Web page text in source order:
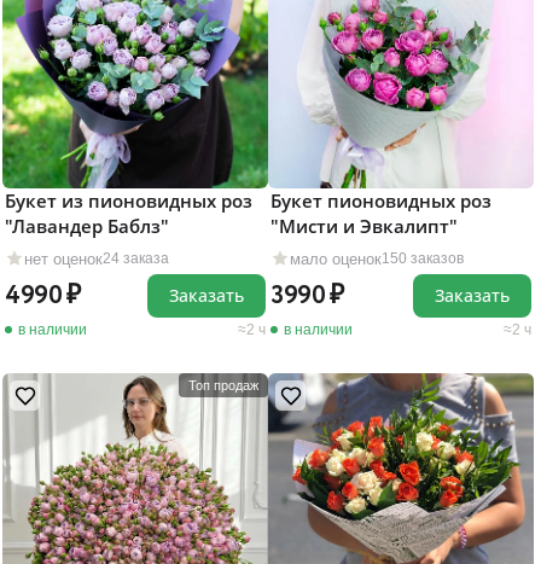
нет оценок24 заказа
Букет из пионовидных роз
"Лавандер Баблз"
4990
в наличии 2 ч
Заказать
мало оценок150 заказов
Букет пионовидных роз
"Мисти и Эвкалипт"
3990
в наличии 2 ч
Заказать
Топ продаж